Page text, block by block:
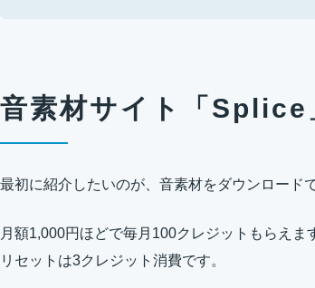
音素材サイト「Splice
最初に紹介したいのが、音素材をダウンロード
月額1,000円ほどで毎月100クレジットもらえ
リセットは3クレジット消費です。